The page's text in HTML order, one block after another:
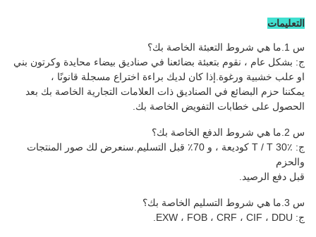
التعليمات
س 1.ما هي شروط التعبئة الخاصة بك؟
ج: بشكل عام ، نقوم بتعبئة بضائعنا في صناديق بيضاء محايدة وكرتون بني
او علب خشبية ورغوة.إذا كان لديك براءة اختراع مسجلة قانونًا ،
يمكننا حزم البضائع في الصناديق ذات العلامات التجارية الخاصة بك بعد
الحصول على خطابات التفويض الخاصة بك.
س 2.ما هي شروط الدفع الخاصة بك؟
ج: T / T 30٪ كوديعة ، و 70٪ قبل التسليم.سنعرض لك صور المنتجات
والحزم
قبل دفع الرصيد.
س 3.ما هي شروط التسليم الخاصة بك؟
ج: EXW ، FOB ، CRF ، CIF ، DDU.